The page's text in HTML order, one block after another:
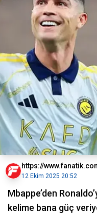
https://
12 Ekim 2025 20:52
Mbappe’den
kelime bana güç